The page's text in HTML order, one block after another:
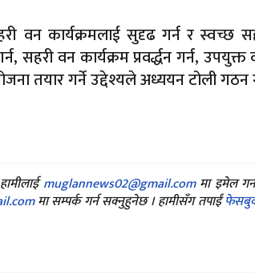
वन कार्यक्रमलाई सुदृढ गर्न र स्वच्छ
सहरी वन कार्यक्रम प्रवर्द्धन गर्न, उपयुक्त
तयार गर्ने उद्देश्यले अध्ययन टोली गठन
muglannews02@gmail.comमा इमेल
मा सम्पर्क गर्न सक्नुहुनेछ । हामीसँग तपाईं